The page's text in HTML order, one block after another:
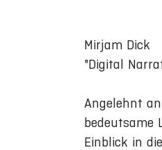
Mirjam Dick
"Digital
Angelehnt
bedeutsame
Einblick in